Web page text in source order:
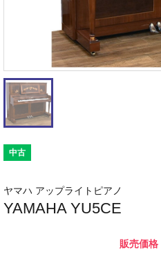
中古
ヤマハ アップライトピアノ
YAMAHA YU5CE
販売価格